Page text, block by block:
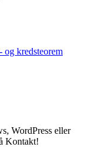
og kredsteorem
WordPress eller
Kontakt!